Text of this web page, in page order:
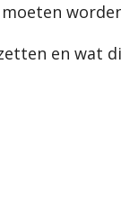
en wat